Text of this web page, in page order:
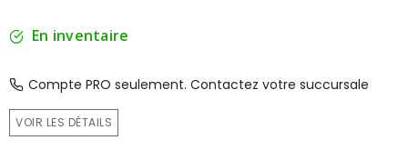
En inventaire
Compte PRO seulement. Contactez votre succursale
VOIR LES DÉTAILS